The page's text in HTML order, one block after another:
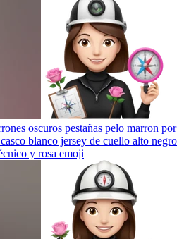
oscuros pestañas pelo marron por
blanco jersey de cuello alto negro
y rosa emoji